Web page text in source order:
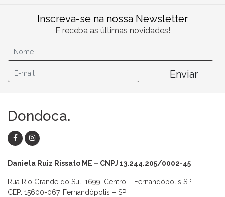
Inscreva-se na nossa Newsletter
E receba as últimas novidades!
Enviar
Dondoca.
Daniela Ruiz Rissato ME – CNPJ 13.244.205/0002-45
Rua Rio Grande do Sul, 1699, Centro – Fernandópolis SP
CEP: 15600-067, Fernandópolis – SP